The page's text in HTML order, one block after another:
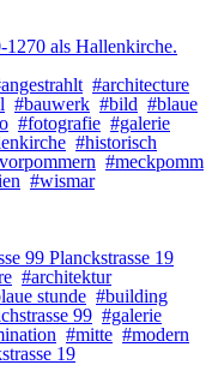
als Hallenkirche.
#architecture
#bauwerk #bild #blaue
#fotografie #galerie
#historisch
#meckpomm
#wismar
99 Planckstrasse 19
#architektur
stunde #building
99 #galerie
#mitte #modern
19